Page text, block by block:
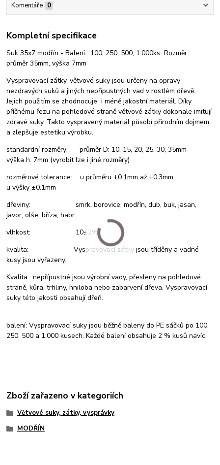
Komentáře 0
Kompletní specifikace
Suk 35x7 modřín - Balení: 100, 250, 500, 1.000ks Rozměr :
průměr 35mm, výška 7mm
Vyspravovací zátky-větvové suky jsou určeny na opravy
nezdravých suků a jiných nepřípustných vad v rostlém dřevě.
Jejich použitím se zhodnocuje i méně jakostní materiál. Díky
příčnému řezu na pohledové straně větvové zátky dokonale imitují
zdravé suky. Takto vyspravený materiál působí přírodním dojmem
a zlepšuje estetiku výrobku.
standardní rozměry: průměr D: 10, 15, 20, 25, 30, 35mm
výška h: 7mm (vyrobit lze i jiné rozměry)
rozměrové tolerance: u průměru +0.1mm až +0.3mm
u výšky ±0.1mm
dřeviny: smrk, borovice, modřín, dub, buk, jasan,
javor, olše, bříza, habr
vlhkost: 10±2%
kvalita: Vyspravovací zátky jsou tříděny a vadné
kusy jsou vyřazeny.
Kvalita : nepřípustné jsou výrobní vady, přesleny na pohledové
straně, kůra, trhliny, hniloba nebo zabarvení dřeva. Vyspravovací
suky této jakosti obsahují dřeň.
balení: Vyspravovací suky jsou běžně baleny do PE sáčků po 100,
250, 500 a 1.000 kusech. Každé balení obsahuje 2 % kusů navíc.
Zboží zařazeno v kategoriích
Větvové suky, zátky, vysprávky
MODŘÍN